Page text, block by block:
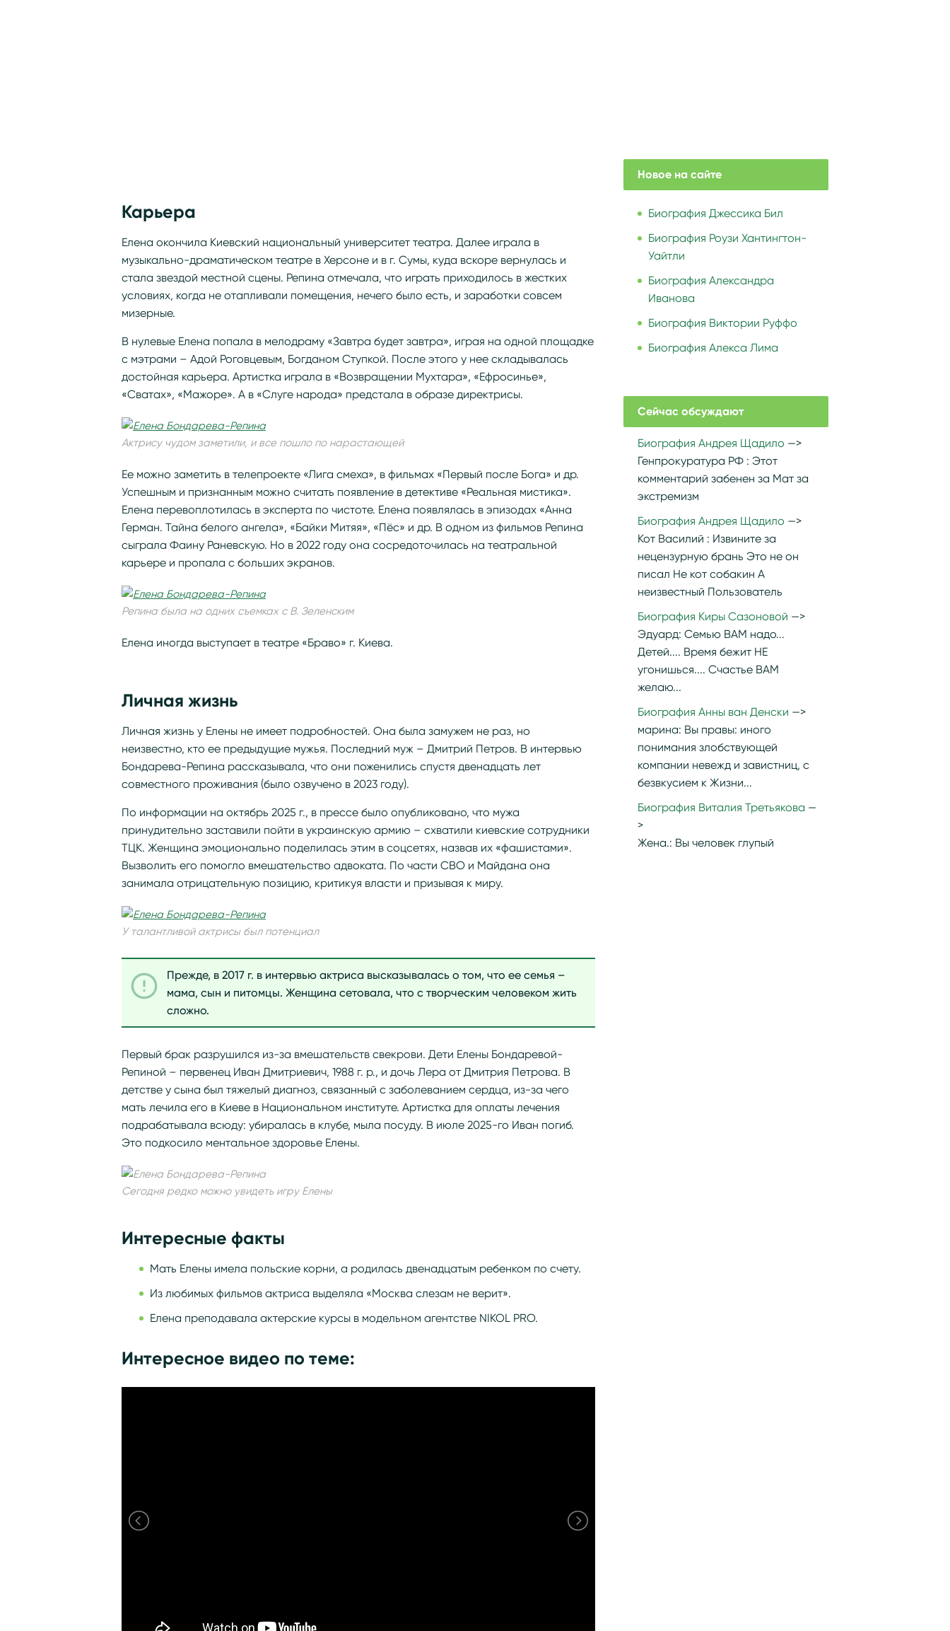
Карьера
Елена окончила Киевский национальный университет театра. Далее играла в
музыкально-драматическом театре в Херсоне и в г. Сумы, куда вскоре вернулась и
стала звездой местной сцены. Репина отмечала, что играть приходилось в жестких
условиях, когда не отапливали помещения, нечего было есть, и заработки совсем
мизерные.
В нулевые Елена попала в мелодраму «Завтра будет завтра», играя на одной площадке
с мэтрами – Адой Роговцевым, Богданом Ступкой. После этого у нее складывалась
достойная карьера. Артистка играла в «Возвращении Мухтара», «Ефросинье»,
«Сватах», «Мажоре». А в «Слуге народа» предстала в образе директрисы.
Актрису чудом заметили, и все пошло по нарастающей
Ее можно заметить в телепроекте «Лига смеха», в фильмах «Первый после Бога» и др.
Успешным и признанным можно считать появление в детективе «Реальная мистика».
Елена перевоплотилась в эксперта по чистоте. Елена появлялась в эпизодах «Анна
Герман. Тайна белого ангела», «Байки Митяя», «Пёс» и др. В одном из фильмов Репина
сыграла Фаину Раневскую. Но в 2022 году она сосредоточилась на театральной
карьере и пропала с больших экранов.
Репина была на одних съемках с В. Зеленским
Елена иногда выступает в театре «Браво» г. Киева.
Личная жизнь
Личная жизнь у Елены не имеет подробностей. Она была замужем не раз, но
неизвестно, кто ее предыдущие мужья. Последний муж – Дмитрий Петров. В интервью
Бондарева-Репина рассказывала, что они поженились спустя двенадцать лет
совместного проживания (было озвучено в 2023 году).
По информации на октябрь 2025 г., в прессе было опубликовано, что мужа
принудительно заставили пойти в украинскую армию – схватили киевские сотрудники
ТЦК. Женщина эмоционально поделилась этим в соцсетях, назвав их «фашистами».
Вызволить его помогло вмешательство адвоката. По части СВО и Майдана она
занимала отрицательную позицию, критикуя власти и призывая к миру.
У талантливой актрисы был потенциал
Прежде, в 2017 г. в интервью актриса высказывалась о том, что ее семья –
мама, сын и питомцы. Женщина сетовала, что с творческим человеком жить
сложно.
Первый брак разрушился из-за вмешательств свекрови. Дети Елены Бондаревой-
Репиной – первенец Иван Дмитриевич, 1988 г. р., и дочь Лера от Дмитрия Петрова. В
детстве у сына был тяжелый диагноз, связанный с заболеванием сердца, из-за чего
мать лечила его в Киеве в Национальном институте. Артистка для оплаты лечения
подрабатывала всюду: убиралась в клубе, мыла посуду. В июле 2025-го Иван погиб.
Это подкосило ментальное здоровье Елены.
Сегодня редко можно увидеть игру Елены
Интересные факты
Мать Елены имела польские корни, а родилась двенадцатым ребенком по счету.
Из любимых фильмов актриса выделяла «Москва слезам не верит».
Елена преподавала актерские курсы в модельном агентстве NIKOL PRO.
Интересное видео по теме:
Новое на сайте
Биография Джессика Бил
Биография Роузи Хантингтон-
Уайтли
Биография Александра
Иванова
Биография Виктории Руффо
Биография Алекса Лима
Сейчас обсуждают
Биография Андрея Щадило
Генпрокуратура РФ : Этот
комментарий забенен за Мат за
экстремизм
Биография Андрея Щадило
Кот Василий : Извините за
нецензурную брань Это не он
писал Не кот собакин А
неизвестный Пользователь
Биография Киры Сазоновой
Эдуард: Семью ВАМ надо...
Детей.... Время бежит НЕ
угонишься.... Счастье ВАМ
желаю...
Биография Анны ван Денски
марина: Вы правы: иного
понимания злобствующей
компании невежд и завистниц, с
безвкусием к Жизни...
Биография Виталия Третьякова
Жена.: Вы человек глупый